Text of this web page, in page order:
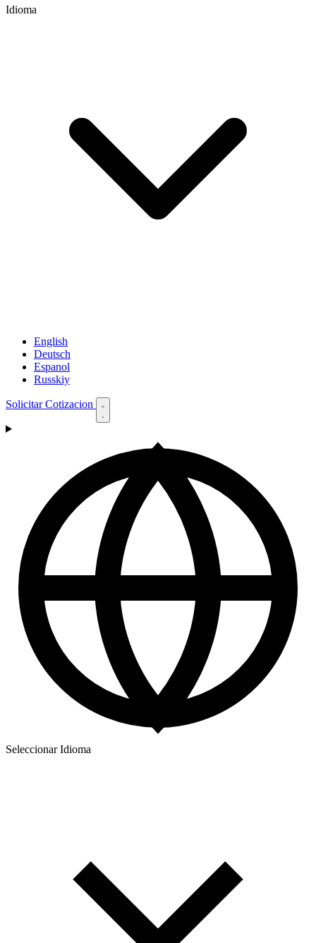
Idioma
English
Deutsch
Espanol
Russkiy
Solicitar Cotizacion
Seleccionar Idioma